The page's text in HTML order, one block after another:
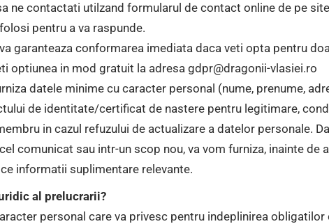
ne contactati utilzand formularul de contact online de pe
pentru a va raspunde.
va garanteaza conformarea imediata daca veti opta pentru
optiunea in mod gratuit la adresa gdpr@dragonii-vlasiei.ro
datele minime cu caracter personal (nume, prenume,
de identitate/certificat de nastere pentru legitimare,
in cazul refuzului de actualizare a datelor personale.
comunicat sau intr-un scop nou, va vom furniza, inainte
informatii suplimentare relevante.
al prelucrarii?
personal care va privesc pentru indeplinirea